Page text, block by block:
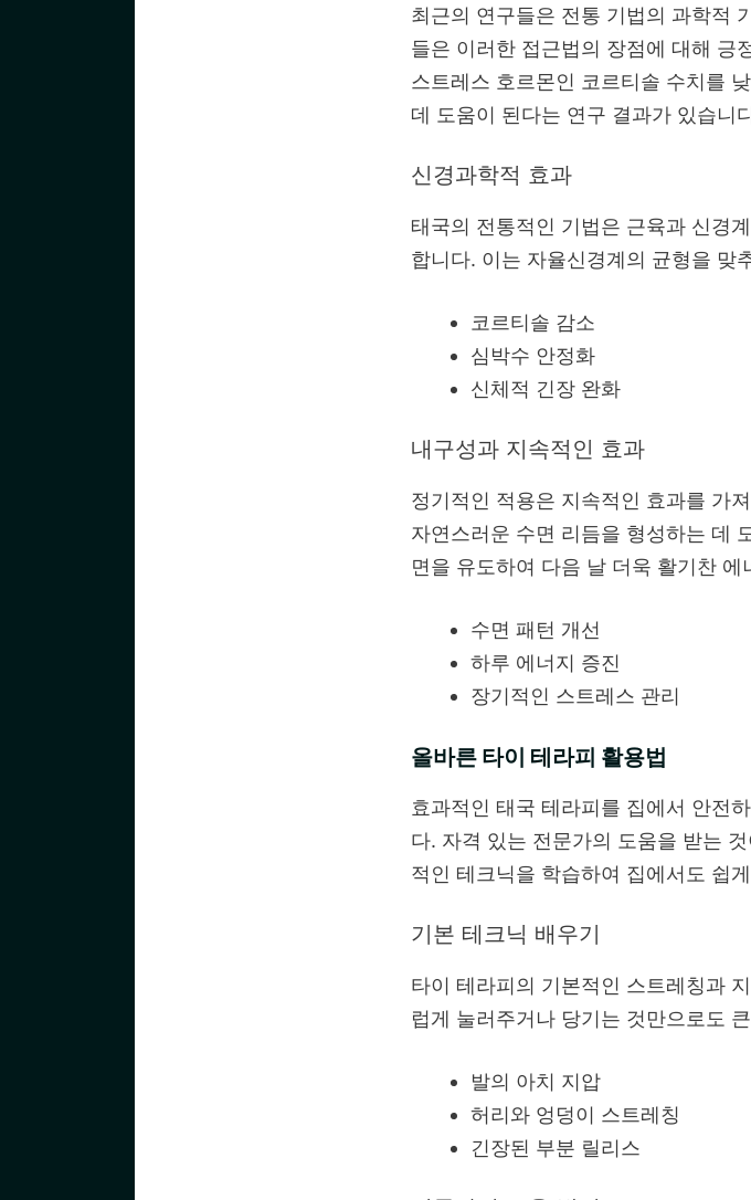
최근의 연구들은 전통 기법의 과학적
들은 이러한 접근법의 장점에 대해 긍
스트레스 호르몬인 코르티솔 수치를
데 도움이 된다는 연구 결과가 있습니
신경과학적 효과
태국의 전통적인 기법은 근육과 신경
합니다. 이는 자율신경계의 균형을 맞
코르티솔 감소
심박수 안정화
신체적 긴장 완화
내구성과 지속적인 효과
정기적인 적용은 지속적인 효과를 가
자연스러운 수면 리듬을 형성하는 데
면을 유도하여 다음 날 더욱 활기찬 에
수면 패턴 개선
하루 에너지 증진
장기적인 스트레스 관리
올바른 타이 테라피 활용법
효과적인 태국 테라피를 집에서 안전
다. 자격 있는 전문가의 도움을 받는
적인 테크닉을 학습하여 집에서도 쉽
기본 테크닉 배우기
타이 테라피의 기본적인 스트레칭과
럽게 눌러주거나 당기는 것만으로도
발의 아치 지압
허리와 엉덩이 스트레칭
긴장된 부분 릴리스